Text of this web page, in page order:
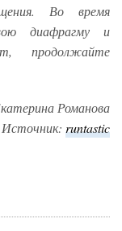
Во время
диафрагму и
продолжайте
Романова
Источник: runtastic